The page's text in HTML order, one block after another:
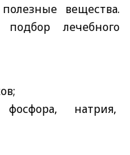
вещества.
лечебного
натрия,